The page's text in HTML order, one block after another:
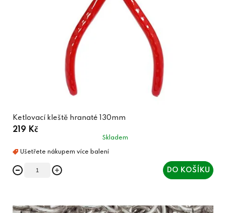
Ketlovací kleště hranaté 130mm
219 Kč
Skladem
DO KOŠÍKU